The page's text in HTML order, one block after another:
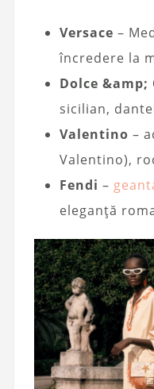
Versace –
încredere la
Dolce &amp;
sicilian,
Valentino –
Valentino),
Fendi –
eleganță